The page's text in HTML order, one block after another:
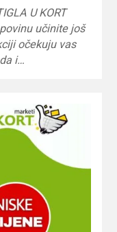
U KORT
učinite još
očekuju vas
i…